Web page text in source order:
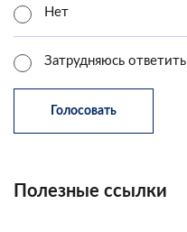
Нет
Затрудняюсь ответить
Полезные ссылки